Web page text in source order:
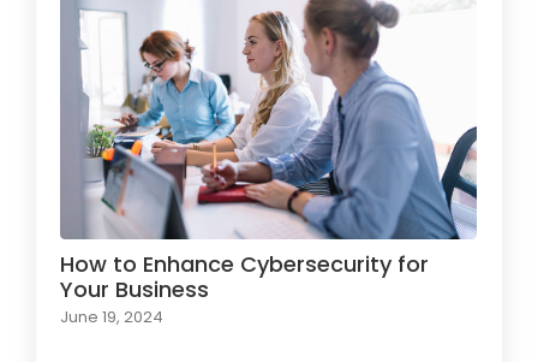
How to Enhance Cybersecurity for
Your Business
June 19, 2024